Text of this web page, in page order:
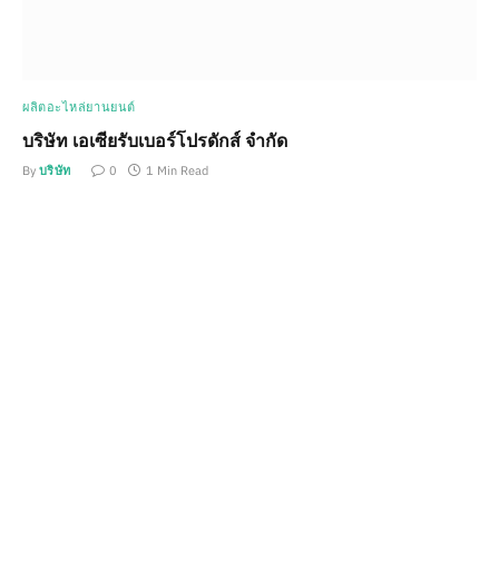
ผลิตอะไหล่ยานยนต์
บริษัท เอเซียรับเบอร์โปรดักส์ จำกัด
By บริษัท 0 1 Min Read